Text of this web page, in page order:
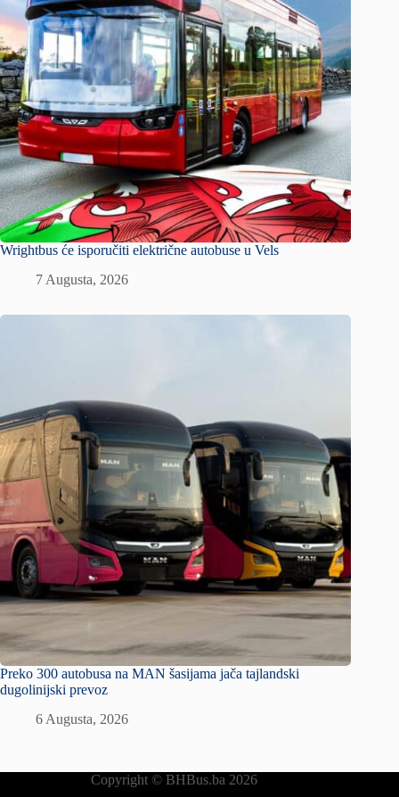
Wrightbus će isporučiti električne autobuse u Vels
7 Augusta, 2026
Preko 300 autobusa na MAN šasijama jača tajlandski
dugolinijski prevoz
6 Augusta, 2026
Copyright © BHBus.ba 2026